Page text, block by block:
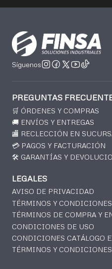
Síguenos
PREGUNTAS
🛒 ÓRDENES Y COMPRAS
🚚 ENVÍOS Y ENTREGAS
🏬 RECLECCIÓN EN
💳 PAGOS Y FACTURACIÓN
🛠️ GARANTÍAS Y
LEGALES
AVISO DE PRIVACIDAD
TÉRMINOS Y CONDICIONES
TÉRMINOS DE COMPRA Y
CONDICIONES DE USO
CONDICIONES CATÁLOGO
TÉRMINOS Y